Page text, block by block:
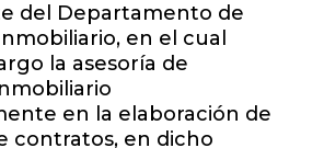
del Departamento de
en el cual
la asesoría de
en la elaboración de
contratos, en dicho